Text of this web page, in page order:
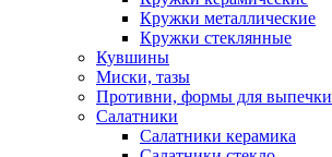
Кружки металлические
Кружки стеклянные
Кувшины
Миски, тазы
Противни, формы для выпечки
Салатники
Салатники керамика